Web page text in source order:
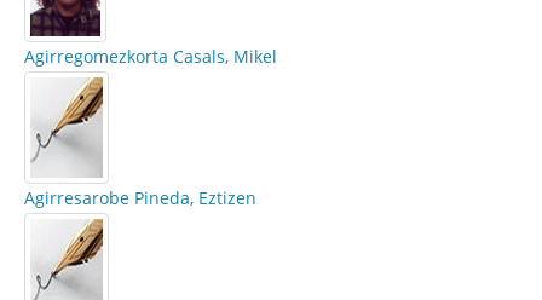
Agirregomezkorta Casals, Mikel
Agirresarobe Pineda, Eztizen